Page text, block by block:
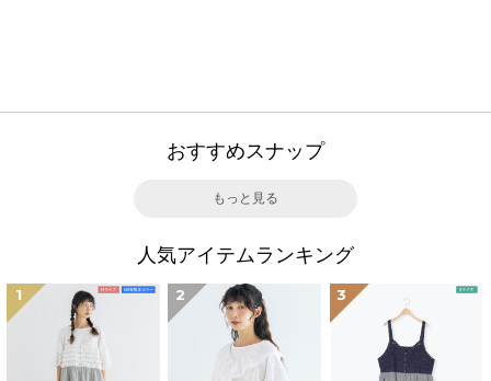
おすすめスナップ
もっと見る
人気アイテムランキング
1 2 3